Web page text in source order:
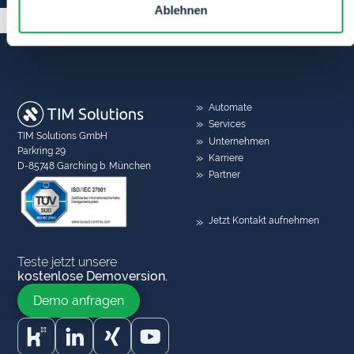
Ablehnen
TIM Solutions GmbH
Parkring 29
D-85748 Garching b. München
Automate
Services
Unternehmen
Karriere
Partner
Jetzt Kontakt aufnehmen
Teste jetzt unsere
kostenlose Demoversion.
Demo anfragen